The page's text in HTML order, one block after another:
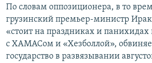
По словам оппозиционера, в то
грузинский премьер-министр
«стоит на праздниках и
с ХАМАСом и «Хезболлой»,
государство в развязывании